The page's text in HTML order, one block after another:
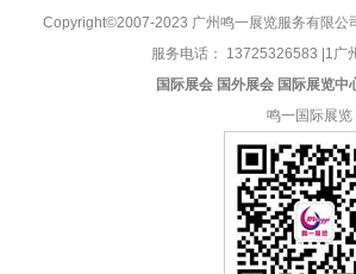
Copyright©2007-2023 广州鸣一展览服务有限公
服务电话： 13725326583 |1广
国际展会 国外展会 国际展览中
鸣一国际展览